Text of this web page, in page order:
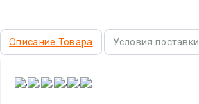
Описание Товара Условия поставки
, , , , ,